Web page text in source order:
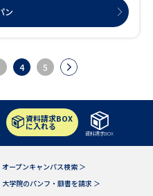
ン
4 5
資料請求BOX
に入れる
資料請求BOX
オープンキャンパス検索 ＞
大学院のパンフ・願書を請求 ＞